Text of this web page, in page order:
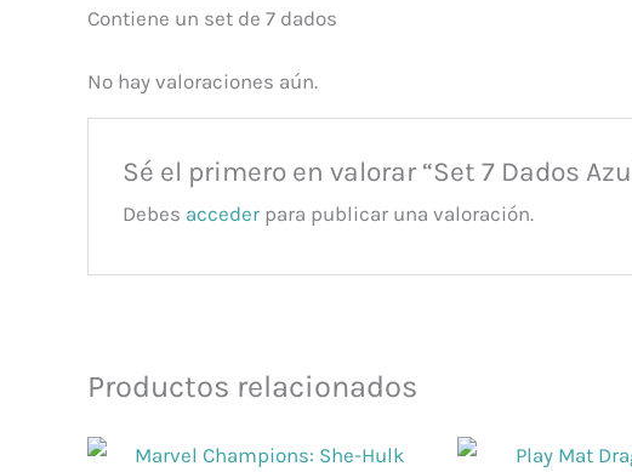
Contiene un set de 7 dados
No hay valoraciones aún.
Sé el primero en valorar “Set 7 Dados
Debes acceder para publicar una valoración.
Productos relacionados